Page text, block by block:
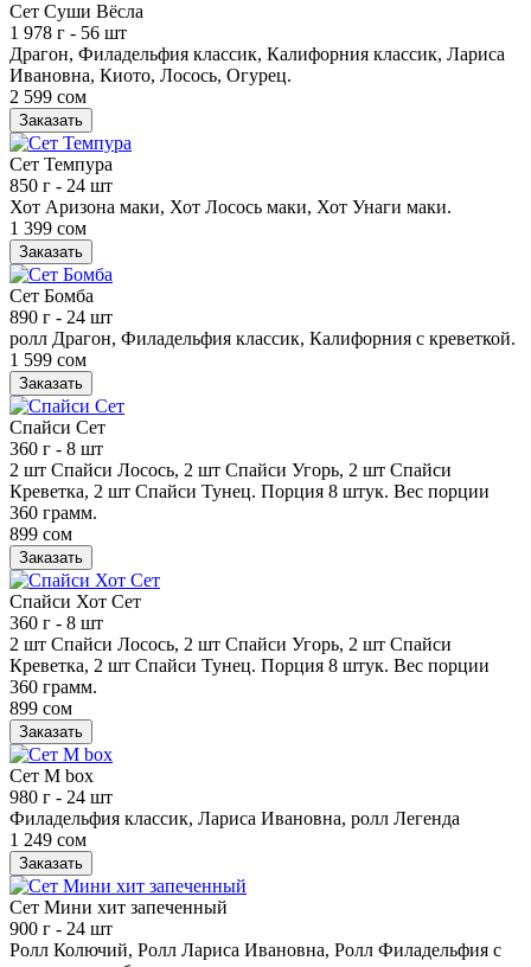
Сет Суши Вёсла
1 978 г - 56 шт
Драгон, Филадельфия классик, Калифорния классик, Лариса
Ивановна, Киото, Лосось, Огурец.
2 599 сом
Заказать
Сет Темпура
850 г - 24 шт
Хот Аризона маки, Хот Лосось маки, Хот Унаги маки.
1 399 сом
Заказать
Сет Бомба
890 г - 24 шт
ролл Драгон, Филадельфия классик, Калифорния с креветкой.
1 599 сом
Заказать
Спайси Сет
360 г - 8 шт
2 шт Спайси Лосось, 2 шт Спайси Угорь, 2 шт Спайси
Креветка, 2 шт Спайси Тунец. Порция 8 штук. Вес порции
360 грамм.
899 сом
Заказать
Спайси Хот Сет
360 г - 8 шт
2 шт Спайси Лосось, 2 шт Спайси Угорь, 2 шт Спайси
Креветка, 2 шт Спайси Тунец. Порция 8 штук. Вес порции
360 грамм.
899 сом
Заказать
Сет М box
980 г - 24 шт
Филадельфия классик, Лариса Ивановна, ролл Легенда
1 249 сом
Заказать
Сет Мини хит запеченный
900 г - 24 шт
Ролл Колючий, Ролл Лариса Ивановна, Ролл Филадельфия с